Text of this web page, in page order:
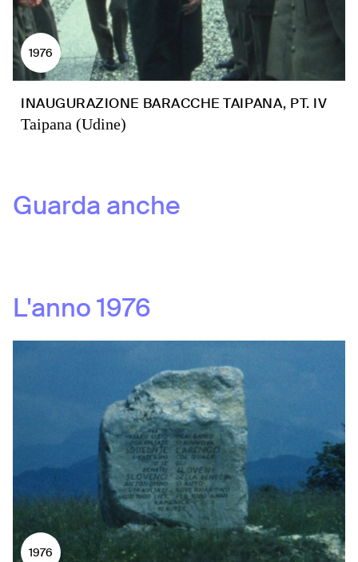
1976
INAUGURAZIONE BARACCHE TAIPANA, PT. IV
Taipana (Udine)
Guarda anche
L'anno1976
1976